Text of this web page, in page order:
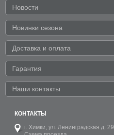
Новости
Новинки сезона
Доставка и оплата
Гарантия
Наши контакты
КОНТАКТЫ
г. Химки, ул. Ленинградская д. 29